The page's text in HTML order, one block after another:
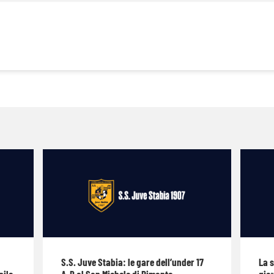
S.S. Juve Stabia: le gare dell’under 17
La